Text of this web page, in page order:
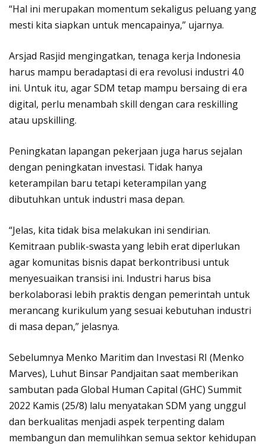
“Hal ini merupakan momentum sekaligus peluang yang
mesti kita siapkan untuk mencapainya,” ujarnya.
Arsjad Rasjid mengingatkan, tenaga kerja Indonesia
harus mampu beradaptasi di era revolusi industri 4.0
ini. Untuk itu, agar SDM tetap mampu bersaing di era
digital, perlu menambah skill dengan cara reskilling
atau upskilling.
Peningkatan lapangan pekerjaan juga harus sejalan
dengan peningkatan investasi. Tidak hanya
keterampilan baru tetapi keterampilan yang
dibutuhkan untuk industri masa depan.
“Jelas, kita tidak bisa melakukan ini sendirian.
Kemitraan publik-swasta yang lebih erat diperlukan
agar komunitas bisnis dapat berkontribusi untuk
menyesuaikan transisi ini. Industri harus bisa
berkolaborasi lebih praktis dengan pemerintah untuk
merancang kurikulum yang sesuai kebutuhan industri
di masa depan,” jelasnya.
Sebelumnya Menko Maritim dan Investasi RI (Menko
Marves), Luhut Binsar Pandjaitan saat memberikan
sambutan pada Global Human Capital (GHC) Summit
2022 Kamis (25/8) lalu menyatakan SDM yang unggul
dan berkualitas menjadi aspek terpenting dalam
membangun dan memulihkan semua sektor kehidupan